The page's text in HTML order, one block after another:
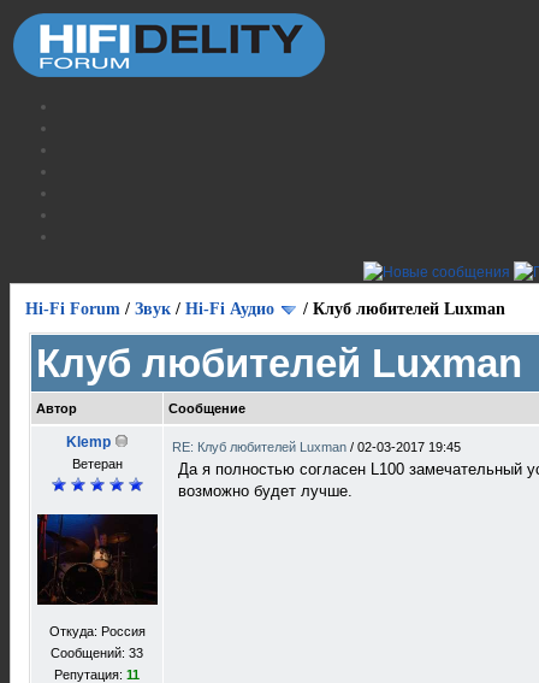
Hi-Fi Forum / Звук / Hi-Fi Аудио / Клуб любителей Luxman
Клуб любителей Luxman
Автор Сообщение
Klemp
Ветеран
Откуда: Россия
Сообщений: 33
Репутация: 11
RE: Клуб любителей Luxman / 02-03-2017 19:45
Да я полностью согласен L100 замечательный
возможно будет лучше.